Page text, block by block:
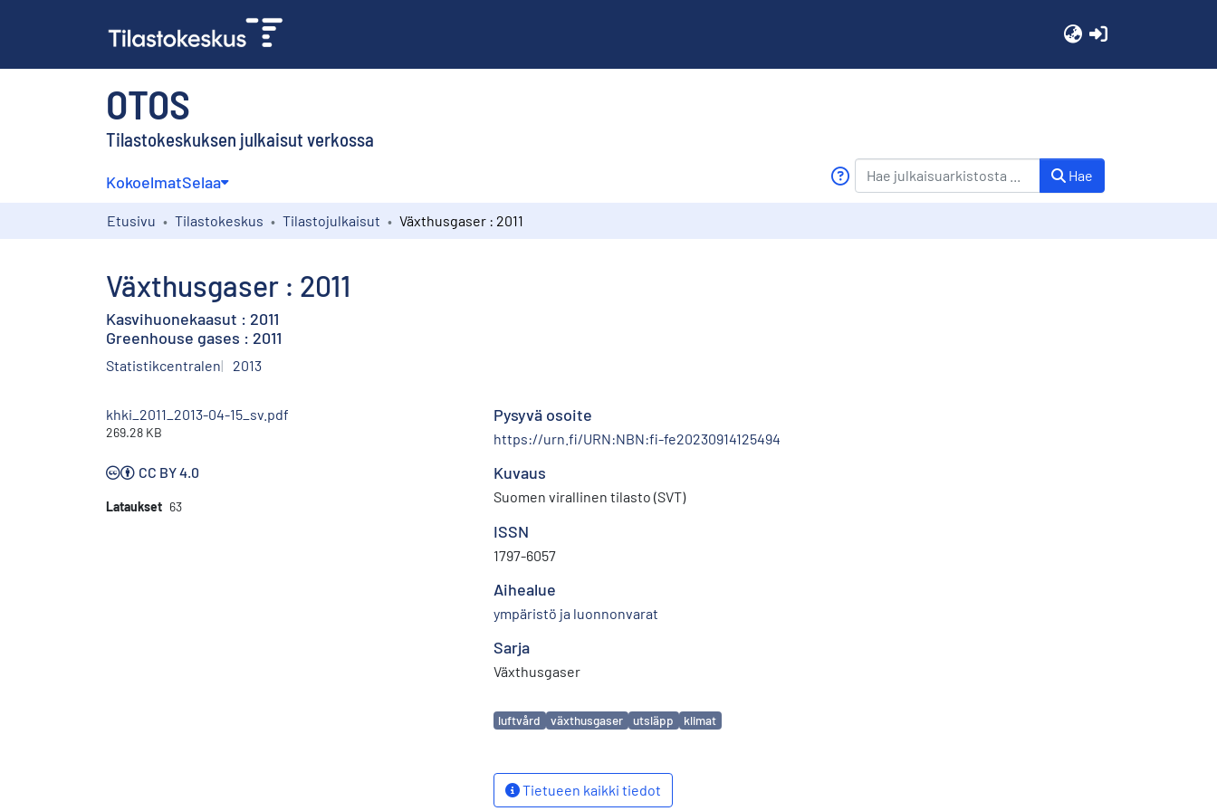
OTOS
Tilastokeskuksen julkaisut verkossa
KokoelmatSelaa Hae
Etusivu Tilastokeskus Tilastojulkaisut Växthusgaser : 2011
Växthusgaser : 2011
Kasvihuonekaasut : 2011
Greenhouse gases : 2011
Statistikcentralen 2013
khki_2011_2013-04-15_sv.pdf
269.28 KB
CC BY 4.0
Lataukset 63
Pysyvä osoite
https://urn.fi/URN:NBN:fi-fe20230914125494
Kuvaus
Suomen virallinen tilasto (SVT)
ISSN
1797-6057
Aihealue
ympäristö ja luonnonvarat
Sarja
Växthusgaser
Avainsanat
luftvård växthusgaser utsläpp klimat
Tietueen kaikki tiedot